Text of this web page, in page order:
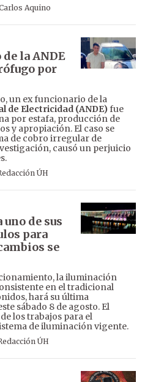
Aquino
la ANDE
por
un ex funcionario de la
de Electricidad (ANDE)fue
por estafa, producción de
y apropiación. El caso se
de cobro irregular de
causó un perjuicio
ÚH
uno de sus
para
se
la iluminación
en el tradicional
hará su última
sábado 8 de agosto. El
los trabajos para el
de iluminación vigente.
ÚH